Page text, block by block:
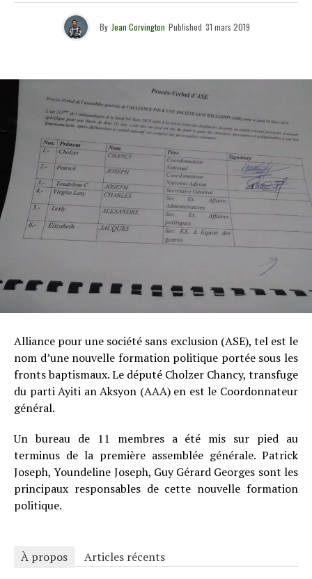
By Jean Corvington Published 31 mars 2019
Alliance pour une société sans exclusion (ASE), tel est le
nom d’une nouvelle formation politique portée sous les
fronts baptismaux. Le député Cholzer Chancy, transfuge
du parti Ayiti an Aksyon (AAA) en est le Coordonnateur
général.
Un bureau de 11 membres a été mis sur pied au
terminus de la première assemblée générale. Patrick
Joseph, Youndeline Joseph, Guy Gérard Georges sont les
principaux responsables de cette nouvelle formation
politique.
À propos Articles récents